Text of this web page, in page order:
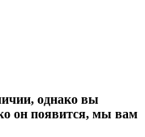
однако вы
он появится, мы вам